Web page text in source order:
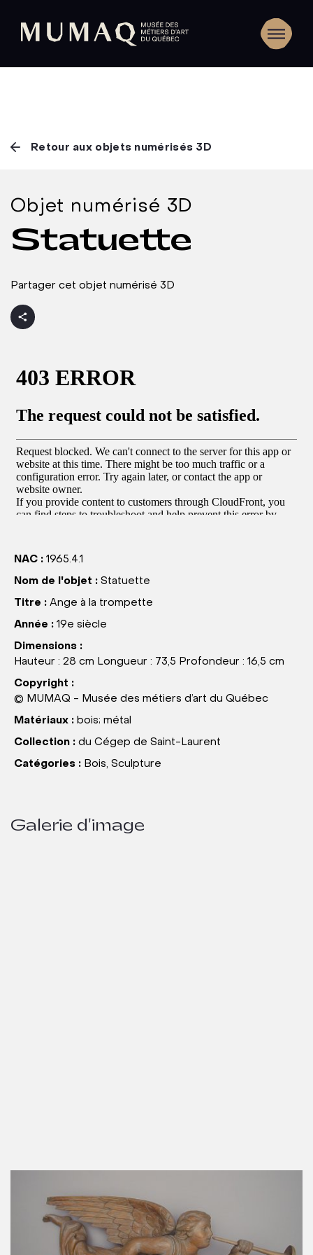
Retour aux objets numérisés 3D
Objet numérisé 3D
Statuette
Partager cet objet numérisé 3D
NAC : 1965.4.1
Nom de l'objet : Statuette
Titre : Ange à la trompette
Année : 19e siècle
Dimensions :
Hauteur : 28 cm Longueur : 73,5 Profondeur : 16,5 cm
Copyright :
© MUMAQ - Musée des métiers d’art du Québec
Matériaux : bois; métal
Collection : du Cégep de Saint-Laurent
Catégories : Bois, Sculpture
Galerie d'image